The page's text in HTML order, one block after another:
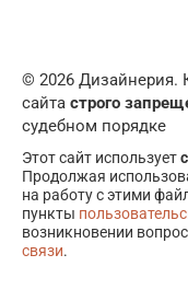
© 2026 Дизайнерия.
сайта строго
судебном порядке
Этот сайт использует
Продолжая
на работу с этими
пункты
возникновении
связи.